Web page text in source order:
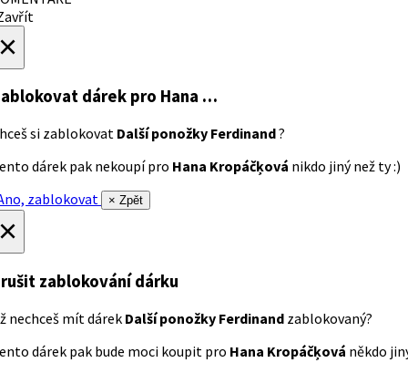
dárek pro Hana …
si zablokovat Další ponožky Ferdinand?
dárek pak nekoupí pro Hana Kropáčķová nikdo jiný než ty :)
zablokovat
× Zpět
zablokování dárku
nechceš mít dárek Další ponožky Ferdinand zablokovaný?
dárek pak bude moci koupit pro Hana Kropáčķová někdo